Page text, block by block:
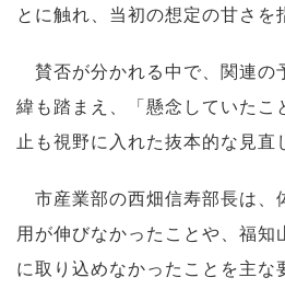
とに触れ、当初の想定の甘さを
賛否が分かれる中で、関連の
緯も踏まえ、「懸念していたこ
止も視野に入れた抜本的な見直
市産業部の西畑信寿部長は、
用が伸びなかったことや、福知
に取り込めなかったことを主な